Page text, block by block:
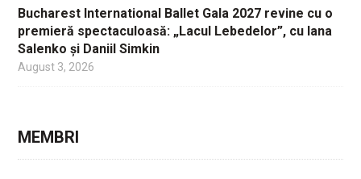
Bucharest International Ballet Gala 2027 revine cu o
premieră spectaculoasă: „Lacul Lebedelor”, cu Iana
Salenko și Daniil Simkin
August 3, 2026
MEMBRI